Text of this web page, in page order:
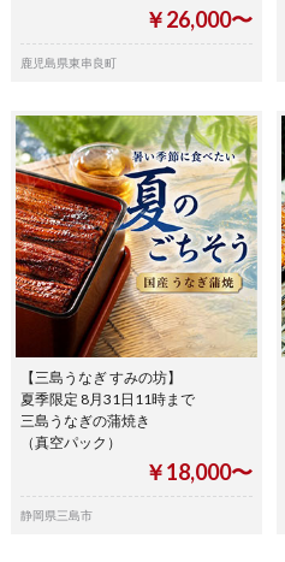
￥26,000〜
鹿児島県東串良町
【三島うなぎ すみの坊】
夏季限定 8月31日11時まで
三島うなぎの蒲焼き
（真空パック）
￥18,000〜
静岡県三島市